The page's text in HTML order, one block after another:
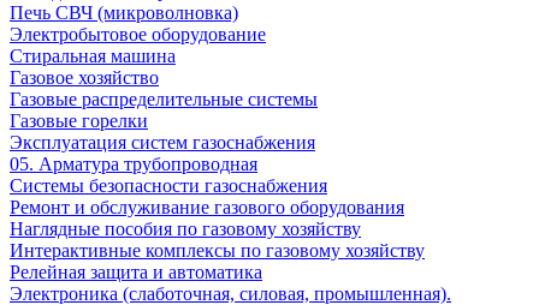
Печь СВЧ (микроволновка)
Электробытовое оборудование
Стиральная машина
Газовое хозяйство
Газовые распределительные системы
Газовые горелки
Эксплуатация систем газоснабжения
05. Арматура трубопроводная
Системы безопасности газоснабжения
Ремонт и обслуживание газового оборудования
Наглядные пособия по газовому хозяйству
Интерактивные комплексы по газовому хозяйству
Релейная защита и автоматика
Электроника (слаботочная, силовая, промышленная).